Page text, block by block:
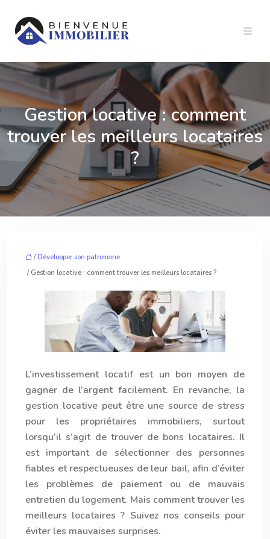
Gestion locative : comment
trouver les meilleurs locataires
?
/Développer son patrimoine
/ Gestion locative : comment trouver les meilleurs locataires ?
L’investissement locatifest un bon moyen de
gagner de l’argent facilement. En revanche, la
gestion locativepeut être une source de stress
pour les propriétaires immobiliers, surtout
lorsqu’il s’agit de trouver de bons locataires. Il
est important de sélectionner des personnes
fiables et respectueuses de leur bail, afin d’éviter
les problèmes de paiement ou de mauvais
entretien du logement. Mais comment trouver les
meilleurs locataires ? Suivez nos conseils pour
éviter les mauvaises surprises.